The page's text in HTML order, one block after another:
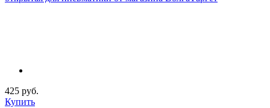
425 руб.
Купить